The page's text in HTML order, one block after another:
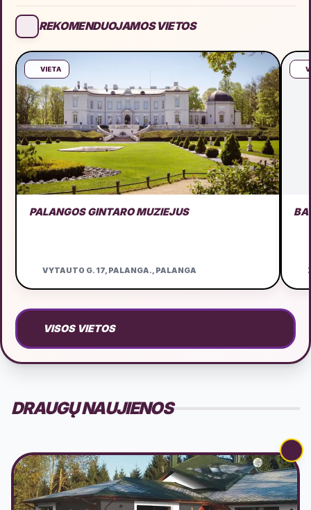
REKOMENDUOJAMOS VIETOS
VIETA
PALANGOS GINTARO MUZIEJUS
VYTAUTO G. 17, PALANGA., PALANGA
VISOS VIETOS
DRAUGŲ NAUJIENOS